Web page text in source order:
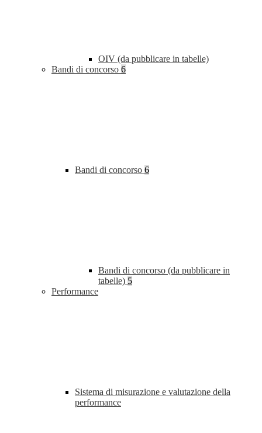
OIV (da pubblicare in tabelle)
Bandi di concorso 6
Bandi di concorso 6
Bandi di concorso (da pubblicare in
tabelle) 5
Performance
Sistema di misurazione e valutazione della
performance